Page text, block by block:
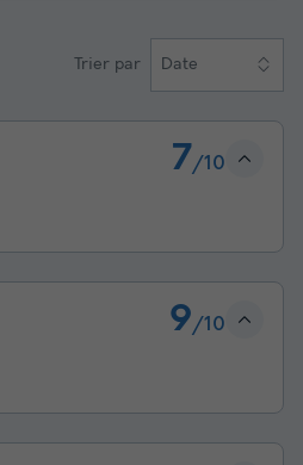
Trier par Date
7/10
9/10